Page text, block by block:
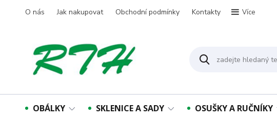
O nás Jak nakupovat Obchodní podmínky Kontakty Více
OBÁLKY SKLENICE A SADY OSUŠKY A RUČNÍKY